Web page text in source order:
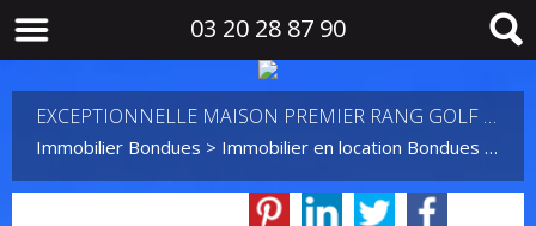
03 20 28 87 90
EXCEPTIONNELLE MAISON PREMIER RANG GOLF DE BONDUES
Immobilier Bondues > Immobilier en location Bondues >